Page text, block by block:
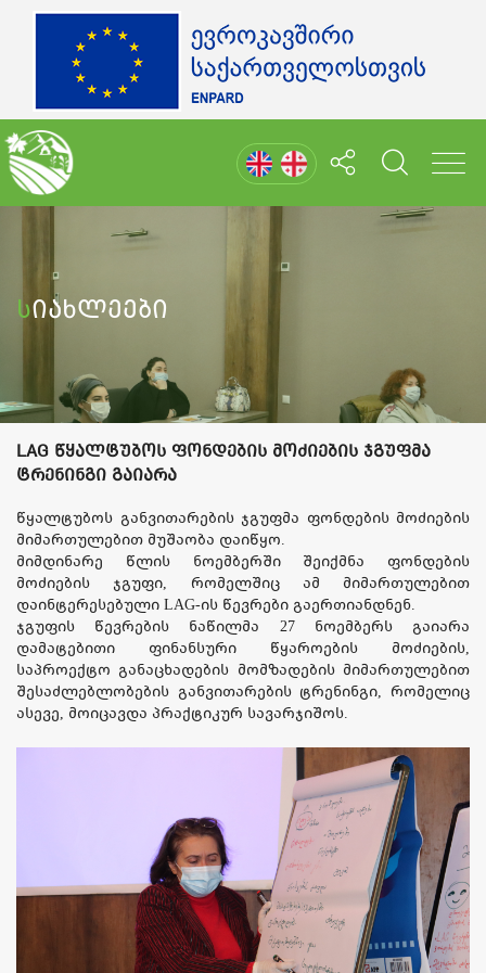
Სიახლეები
LAG წყალტუბოს ფონდების მოძიების ჯგუფმა
ტრენინგი გაიარა
წყალტუბოს განვითარების ჯგუფმა ფონდების მოძიების
მიმართულებით მუშაობა დაიწყო.
მიმდინარე წლის ნოემბერში შეიქმნა ფონდების
მოძიების ჯგუფი, რომელშიც ამ მიმართულებით
დაინტერესებული LAG-ის წევრები გაერთიანდნენ.
ჯგუფის წევრების ნაწილმა 27 ნოემბერს გაიარა
დამატებითი ფინანსური წყაროების მოძიების,
საპროექტო განაცხადების მომზადების მიმართულებით
შესაძლებლობების განვითარების ტრენინგი, რომელიც
ასევე, მოიცავდა პრაქტიკურ სავარჯიშოს.